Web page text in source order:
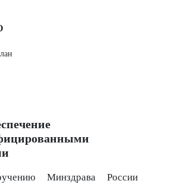
Минздрава России